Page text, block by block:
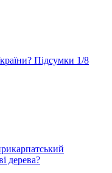
Підсумки 1/8
дерева?